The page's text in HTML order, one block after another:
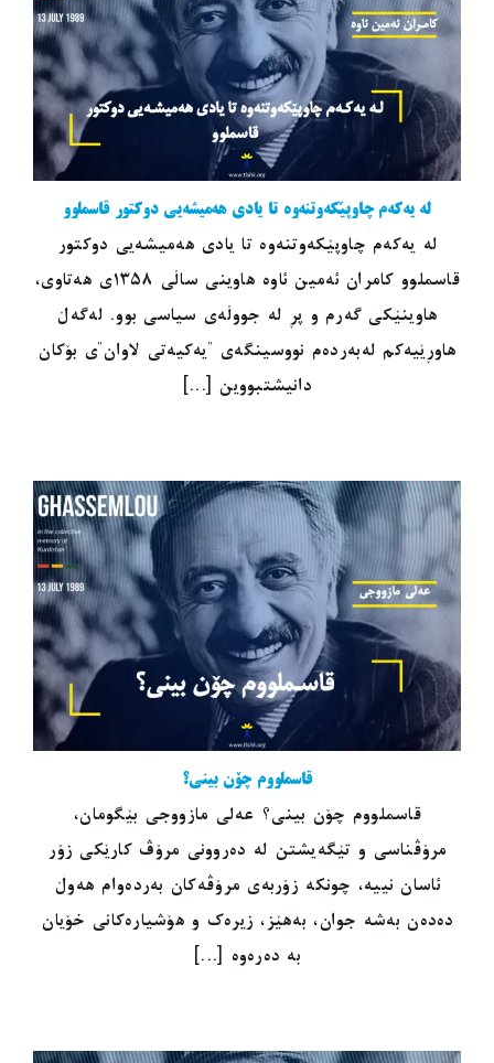
لە یەکەم چاوپێکەوتنەوە تا یادی هەمیشەیی دوکتور قاسملوو
لە یەکەم چاوپێکەوتنەوە تا یادی هەمیشەیی دوکتور
قاسملوو کامران ئەمین ئاوە هاوینی ساڵی ١٣٥٨ی هەتاوی،
هاوینێکی گەرم و پڕ لە جووڵەی سیاسی بوو. لەگەڵ
هاوڕێیەکم لەبەردەم نووسینگەی "یەکیەتی لاوان"ی بۆکان
دانیشتبووین [...]
قاسملووم چۆن بینی؟
قاسملووم چۆن بینی؟ عەلی مازووجی بێگومان،
مرۆڤناسی و تێگەیشتن لە دەروونی مرۆڤ کارێکی زۆر
ئاسان نییە، چونکە زۆربەی مرۆڤەکان بەردەوام هەوڵ
دەدەن بەشە جوان، بەهێز، زیرەک و هۆشیارەکانی خۆیان
بە دەرەوە [...]